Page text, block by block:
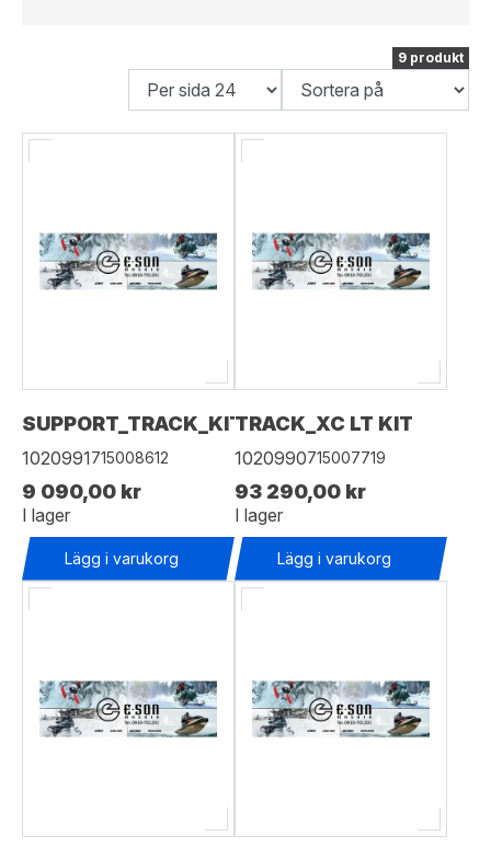
9 produkt
SUPPORT_TRACK_KIT_SSV
1020991715008612
9 090,00 kr
I lager
Lägg i varukorg
TRACK_XC LT KIT
1020990715007719
93 290,00 kr
I lager
Lägg i varukorg